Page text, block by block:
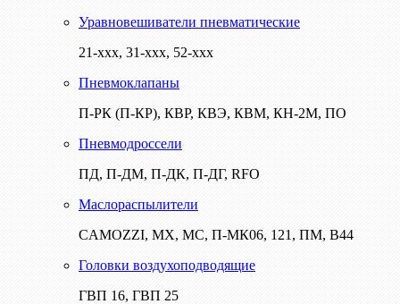
Уравновешиватели пневматические
21-ххх, 31-ххх, 52-ххх
Пневмоклапаны
П-РК (П-КР), КВР, КВЭ, КВМ, КН-2М, ПО
Пневмодроссели
ПД, П-ДМ, П-ДК, П-ДГ, RFO
Маслораспылители
CAMOZZI, МХ, МС, П-МК06, 121, ПМ, В44
Головки воздухоподводящие
ГВП 16, ГВП 25